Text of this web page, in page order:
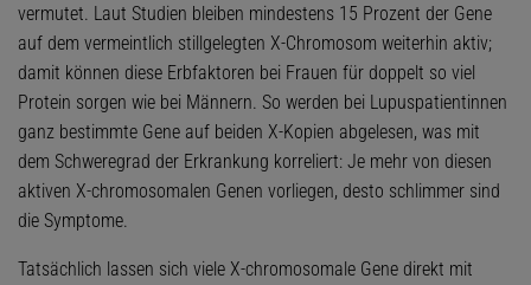
vermutet. Laut Studien bleiben mindestens 15 Prozent der Gene
auf dem vermeintlich stillgelegten X-Chromosom weiterhin aktiv;
damit können diese Erbfaktoren bei Frauen für doppelt so viel
Protein sorgen wie bei Männern. So werden bei Lupuspatientinnen
ganz bestimmte Gene auf beiden X-Kopien abgelesen, was mit
dem Schweregrad der Erkrankung korreliert: Je mehr von diesen
aktiven X-chromosomalen Genen vorliegen, desto schlimmer sind
die Symptome.
Tatsächlich lassen sich viele X-chromosomale Gene direkt mit